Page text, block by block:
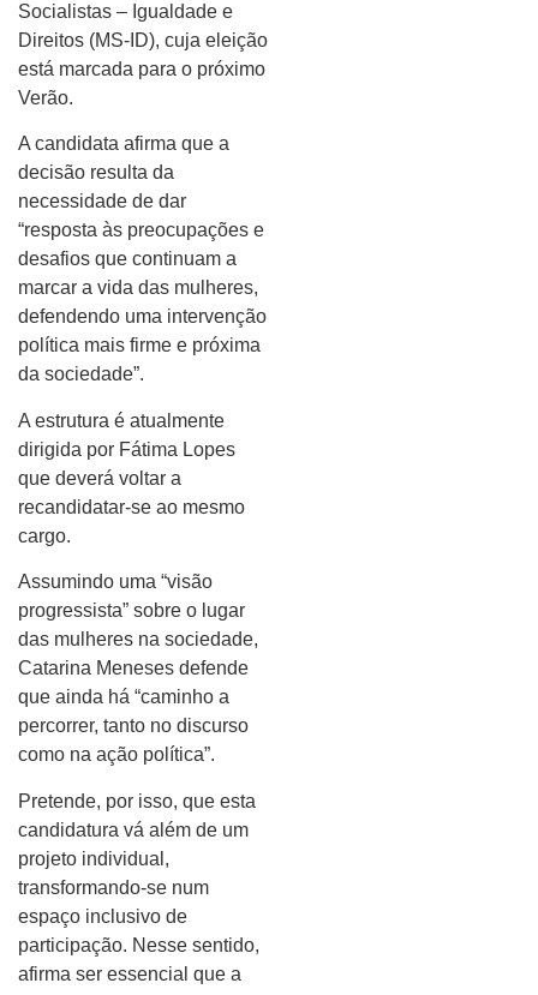
Socialistas – Igualdade e
Direitos (MS-ID), cuja eleição
está marcada para o próximo
Verão.
A candidata afirma que a
decisão resulta da
necessidade de dar
“resposta às preocupações e
desafios que continuam a
marcar a vida das mulheres,
defendendo uma intervenção
política mais firme e próxima
da sociedade”.
A estrutura é atualmente
dirigida por Fátima Lopes
que deverá voltar a
recandidatar-se ao mesmo
cargo.
Assumindo uma “visão
progressista” sobre o lugar
das mulheres na sociedade,
Catarina Meneses defende
que ainda há “caminho a
percorrer, tanto no discurso
como na ação política”.
Pretende, por isso, que esta
candidatura vá além de um
projeto individual,
transformando-se num
espaço inclusivo de
participação. Nesse sentido,
afirma ser essencial que a